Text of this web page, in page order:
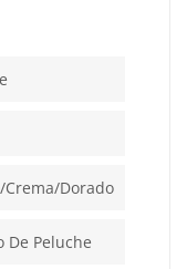
crema/dorado
De Peluche